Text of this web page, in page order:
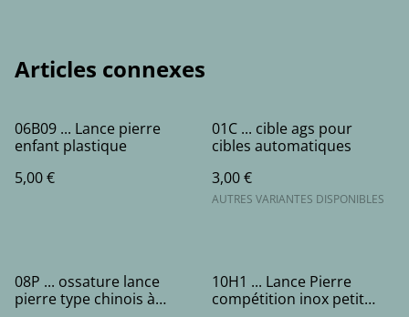
Articles connexes
06B09 ... Lance pierre
enfant plastique
5,00 €
01C ... cible ags pour
cibles automatiques
3,00 €
AUTRES VARIANTES DISPONIBLES
08P ... ossature lance
pierre type chinois à
10H1 ... Lance Pierre
compétition inox petit